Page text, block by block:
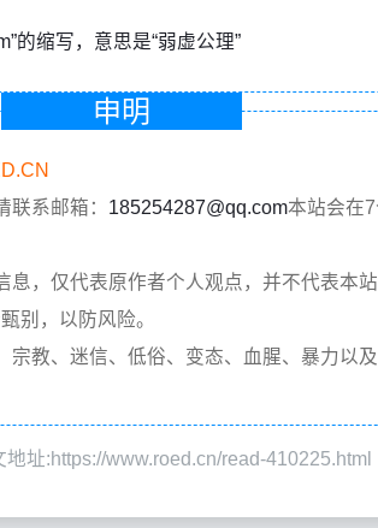
的缩写，意思是“弱虚公理”
申明
系邮箱： 185254287@qq.com本站会在
，仅代表原作者个人观点，并不代表本
别，以防风险。
教、迷信、低俗、变态、血腥、暴力以
址:https://www.roed.cn/read-410225.html